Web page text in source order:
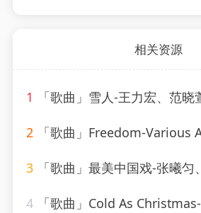
相关资源
1 「歌曲」雪人-王力宏、范晓萱
2 「歌曲」Freedom-Various
3 「歌曲」最美中国戏-张曦匀、
4 「歌曲」Cold As